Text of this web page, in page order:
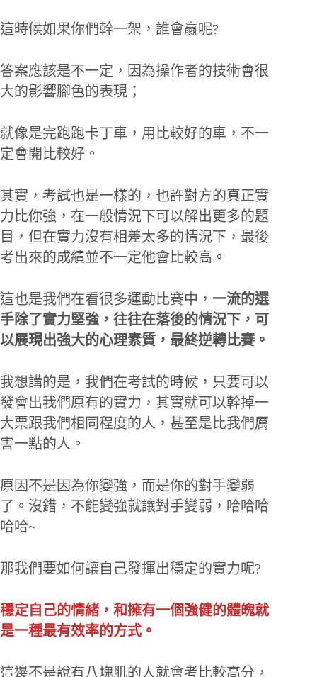
這時候如果你們幹一架，誰會贏呢?
答案應該是不一定，因為操作者的技術會很
大的影響腳色的表現；
就像是完跑跑卡丁車，用比較好的車，不一
定會開比較好。
其實，考試也是一樣的，也許對方的真正實
力比你強，在一般情況下可以解出更多的題
目，但在實力沒有相差太多的情況下，最後
考出來的成績並不一定他會比較高。
這也是我們在看很多運動比賽中， 一流的選
手除了實力堅強，往往在落後的情況下，可
以展現出強大的心理素質，最終逆轉比賽。
我想講的是，我們在考試的時候，只要可以
發會出我們原有的實力，其實就可以幹掉一
大票跟我們相同程度的人，甚至是比我們厲
害一點的人。
原因不是因為你變強，而是你的對手變弱
了。沒錯，不能變強就讓對手變弱，哈哈哈
哈哈~
那我們要如何讓自己發揮出穩定的實力呢?
穩定自己的情緒，和擁有一個強健的體魄就
是一種最有效率的方式。
這邊不是說有八塊肌的人就會考比較高分，